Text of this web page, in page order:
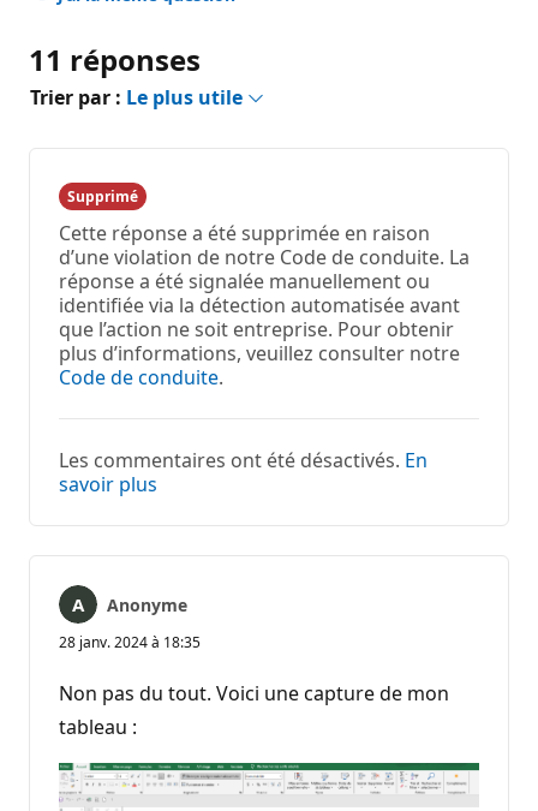
11 réponses
Trier par : Le plus utile
Supprimé
Cette réponse a été supprimée en raison
d’une violation de notre Code de conduite. La
réponse a été signalée manuellement ou
identifiée via la détection automatisée avant
que l’action ne soit entreprise. Pour obtenir
plus d’informations, veuillez consulter notre
Code de conduite.
Les commentaires ont été désactivés. En
savoir plus
Anonyme
28 janv. 2024 à 18:35
Non pas du tout. Voici une capture de mon
tableau :